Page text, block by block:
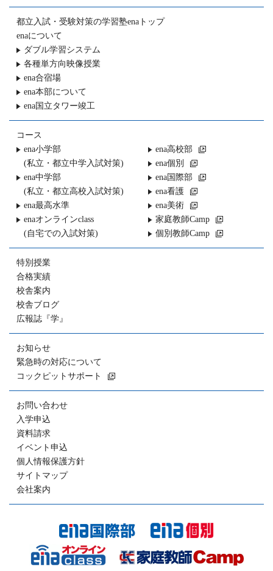
都立入試・受験対策の学習塾enaトップ
enaについて
ダブル学習システム
各種単方向映像授業
ena合宿場
ena本部について
ena国立タワー竣工
コース
ena小学部
(私立・都立中学入試対策)
ena中学部
(私立・都立高校入試対策)
ena最高水準
enaオンラインclass
(自宅での入試対策)
ena高校部
ena個別
ena国際部
ena看護
ena美術
家庭教師Camp
個別教師Camp
特別授業
合格実績
校舎案内
校舎ブログ
広報誌『学』
お知らせ
緊急時の対応について
コックピットサポート
お問い合わせ
入学申込
資料請求
イベント申込
個人情報保護方針
サイトマップ
会社案内